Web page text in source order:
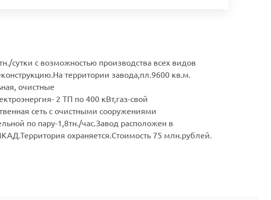
сутки с возможностью производства всех видов
территории завода,пл.9600 кв.м.
очистные
2 ТП по 400 кВт,газ-свой
сеть с очистными сооружениями
по пару-1,8тн./час.Завод расположен в
охраняется.Стоимость 75 млн.рублей.